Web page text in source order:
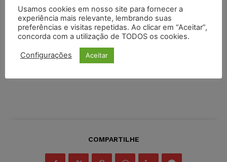
COMPARTILHE
Usamos cookies em nosso site para fornecer a
experiência mais relevante, lembrando suas
preferências e visitas repetidas. Ao clicar em “Aceitar”,
concorda com a utilização de TODOS os cookies.
Configurações Aceitar